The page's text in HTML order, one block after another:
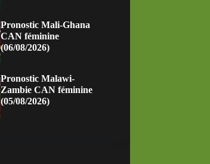
Pronostic Mali-Ghana
CAN féminine
(06/08/2026)
Pronostic Malawi-
Zambie CAN féminine
(05/08/2026)